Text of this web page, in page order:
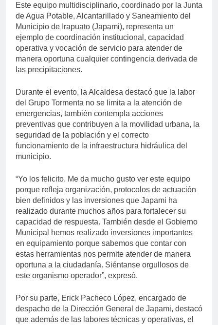
Este equipo multidisciplinario, coordinado por la Junta
de Agua Potable, Alcantarillado y Saneamiento del
Municipio de Irapuato (Japami), representa un
ejemplo de coordinación institucional, capacidad
operativa y vocación de servicio para atender de
manera oportuna cualquier contingencia derivada de
las precipitaciones.
Durante el evento, la Alcaldesa destacó que la labor
del Grupo Tormenta no se limita a la atención de
emergencias, también contempla acciones
preventivas que contribuyen a la movilidad urbana, la
seguridad de la población y el correcto
funcionamiento de la infraestructura hidráulica del
municipio.
“Yo los felicito. Me da mucho gusto ver este equipo
porque refleja organización, protocolos de actuación
bien definidos y las inversiones que Japami ha
realizado durante muchos años para fortalecer su
capacidad de respuesta. También desde el Gobierno
Municipal hemos realizado inversiones importantes
en equipamiento porque sabemos que contar con
estas herramientas nos permite atender de manera
oportuna a la ciudadanía. Siéntanse orgullosos de
este organismo operador”, expresó.
Por su parte, Erick Pacheco López, encargado de
despacho de la Dirección General de Japami, destacó
que además de las labores técnicas y operativas, el